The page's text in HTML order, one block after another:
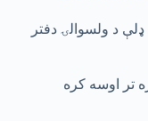
د ولسوالۍ دفتر
تر اوسه کره